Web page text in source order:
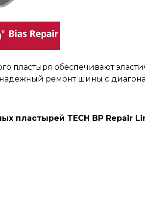
пластыря обеспечивают
надежный ремонт шины с
пластырей TECH BP Repair